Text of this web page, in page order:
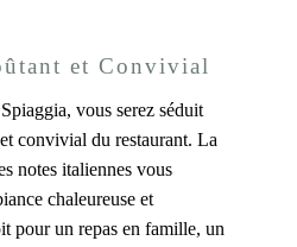
et Convivial
vous serez séduit
convivial du restaurant. La
notes italiennes vous
chaleureuse et
pour un repas en famille, un